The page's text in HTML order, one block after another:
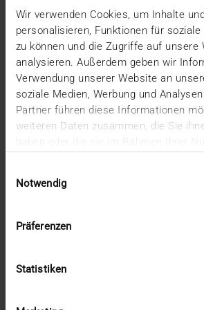
Wir verwenden Cookies, um Inhalte
personalisieren, Funktionen für
zu können und die Zugriffe auf unsere
analysieren. Außerdem geben wir
Verwendung unserer Website an
soziale Medien, Werbung und
Partner führen diese Informationen
weiteren Daten zusammen, die Sie
Notwendig
Präferenzen
Statistiken